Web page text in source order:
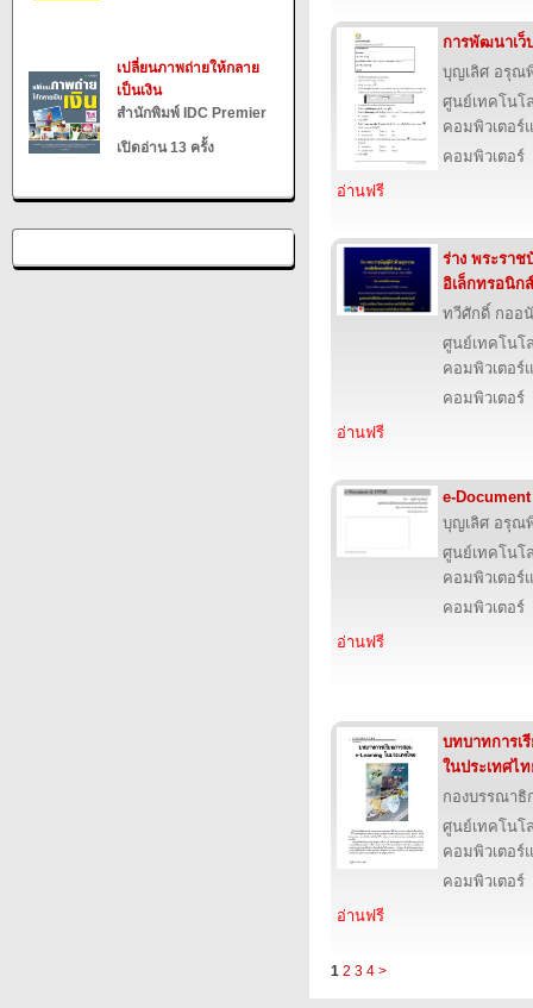
เปลี่ยนภาพถ่ายให้กลาย
เป็นเงิน
สำนักพิมพ์ IDC Premier
เปิดอ่าน 13 ครั้ง
การพัฒนาเว็
บุญเลิศ อรุณ
ศูนย์เทคโนโ
คอมพิวเตอร์
คอมพิวเตอร์
อ่านฟรี
ร่าง พระรา
อิเล็กทรอนิกส์
ทวีศักดิ์ กออ
ศูนย์เทคโนโ
คอมพิวเตอร์
คอมพิวเตอร์
อ่านฟรี
e-
บุญเลิศ อรุณ
ศูนย์เทคโนโ
คอมพิวเตอร์
คอมพิวเตอร์
อ่านฟรี
บทบาทการเ
ในประเทศไ
กองบรรณาธิ
ศูนย์เทคโนโ
คอมพิวเตอร์
คอมพิวเตอร์
อ่านฟรี
1 2 3 4 >